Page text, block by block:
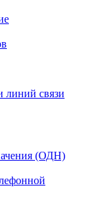
линий связи
(ОДН)